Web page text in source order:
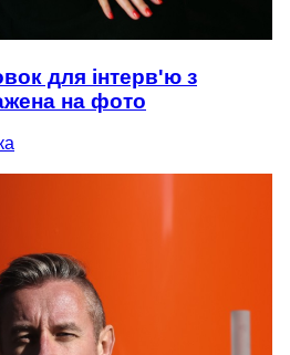
для інтерв'ю з
на фото